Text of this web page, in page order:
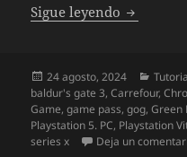
Sigue leyendo
Publicado
el
24 agosto, 2024
baldur's gate 3,Carrefour,
Game,game pass,gog,Green
Playstation 5. PC, Playstation
series x
Deja un